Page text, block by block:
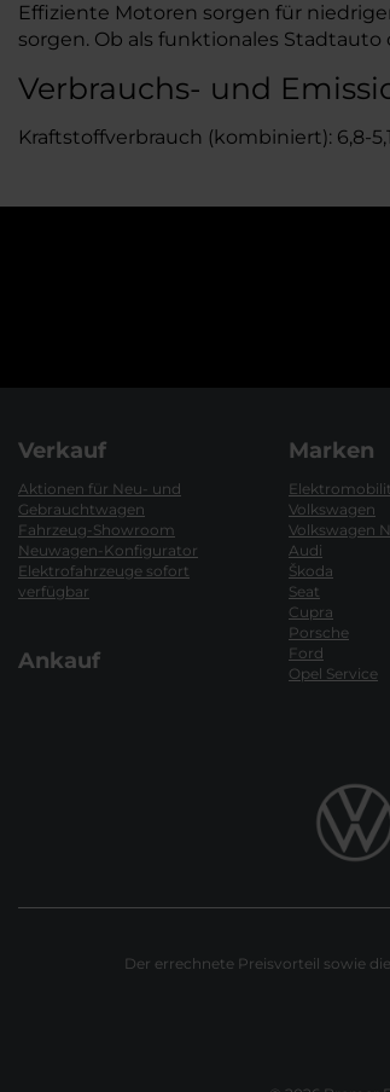
Effiziente Motoren sorgen für
sorgen. Ob als funktionales
Verbrauchs- und
Kraftstoffverbrauch (kombiniert): 6,8-
Verkauf
Aktionen für Neu- und
Gebrauchtwagen
Fahrzeug-Showroom
Neuwagen-Konfigurator
Elektrofahrzeuge sofort
verfügbar
Ankauf
Marken
Volkswagen
Volkswagen
Audi
Škoda
Seat
Cupra
Porsche
Ford
Opel Service
Der errechnete Preisvorteil sowie